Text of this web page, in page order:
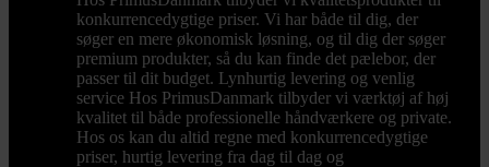
konkurrencedygtige priser. Vi har både til dig, der
søger en mere økonomisk løsning, og til dig der søger
premium produkter, så du kan finde det pælebor, der
passer til dit budget. Lynhurtig levering og venlig
service Hos PrimusDanmark tilbyder vi værktøj af høj
kvalitet til både professionelle håndværkere og private.
Hos os kan du altid regne med konkurrencedygtige
priser, hurtig levering fra dag til dag og